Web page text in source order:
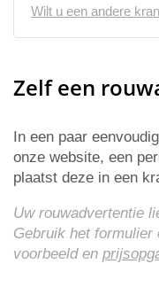
Wilt u een andere
Zelf een
In een paar
onze website, een
plaatst deze in een
Uw rouwadvertentie
Gebruik het formulier
voorbeeld en